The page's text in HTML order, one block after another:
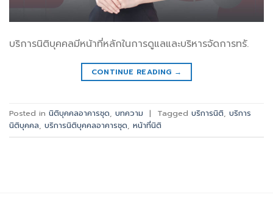
บริการนิติบุคคลมีหน้าที่หลักในการดูแลและบริหารจัดการทรั.
CONTINUE READING →
Posted in นิติบุคคลอาคารชุด, บทความ | Tagged บริการนิติ, บริการ
นิติบุคคล, บริการนิติบุคคลอาคารชุด, หน้าที่นิติ